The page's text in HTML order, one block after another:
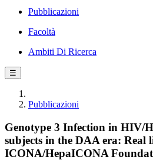
Pubblicazioni
Facoltà
Ambiti Di Ricerca
☰
Pubblicazioni
Genotype 3 Infection in HIV/
subjects in the DAA era: Real
ICONA/HepaICONA